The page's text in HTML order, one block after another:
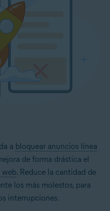
a bloquear anuncios línea
de forma drástica el
web. Reduce la cantidad de
los más molestos, para
interrupciones.